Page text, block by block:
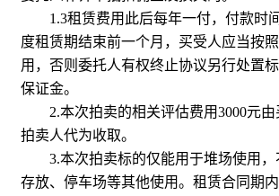
1.3租赁费用此后每年一付，付款时
度租赁期结束前一个月，买受人应当按
用，否则委托人有权终止协议另行处置
保证金。
2.本次拍卖的相关评估费用3000元由
拍卖人代为收取。
3.本次拍卖标的仅能用于堆场使用，
存放、停车场等其他使用。租赁合同期